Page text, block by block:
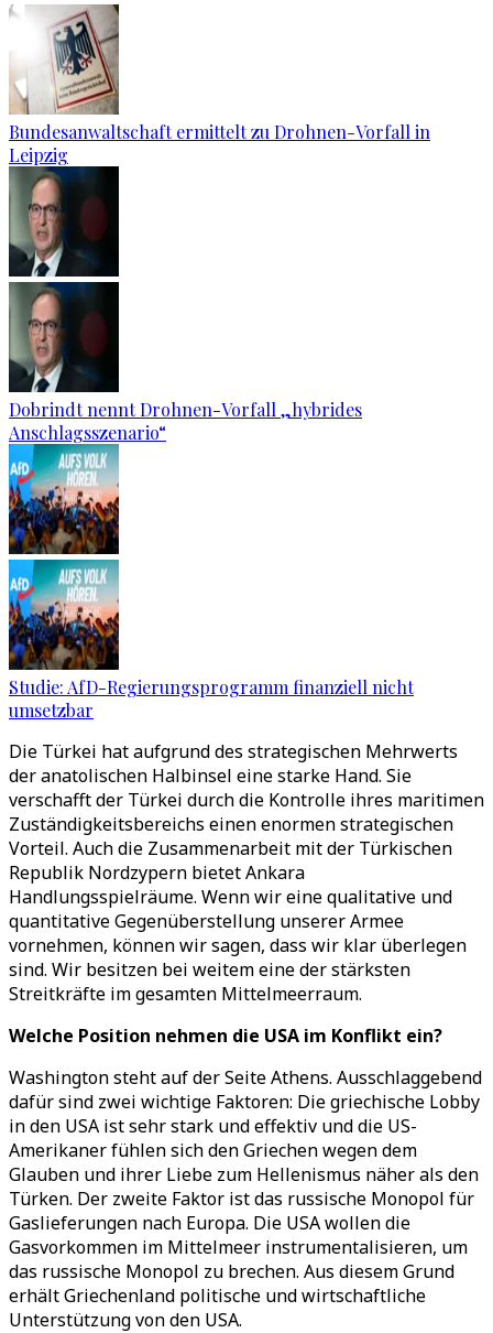
Bundesanwaltschaft ermittelt zu Drohnen-Vorfall in
Leipzig
Dobrindt nennt Drohnen-Vorfall „hybrides
Anschlagsszenario“
Studie: AfD-Regierungsprogramm finanziell nicht
umsetzbar
Die Türkei hat aufgrund des strategischen Mehrwerts
der anatolischen Halbinsel eine starke Hand. Sie
verschafft der Türkei durch die Kontrolle ihres maritimen
Zuständigkeitsbereichs einen enormen strategischen
Vorteil. Auch die Zusammenarbeit mit der Türkischen
Republik Nordzypern bietet Ankara
Handlungsspielräume. Wenn wir eine qualitative und
quantitative Gegenüberstellung unserer Armee
vornehmen, können wir sagen, dass wir klar überlegen
sind. Wir besitzen bei weitem eine der stärksten
Streitkräfte im gesamten Mittelmeerraum.
Welche Position nehmen die USA im Konflikt ein?
Washington steht auf der Seite Athens. Ausschlaggebend
dafür sind zwei wichtige Faktoren: Die griechische Lobby
in den USA ist sehr stark und effektiv und die US-
Amerikaner fühlen sich den Griechen wegen dem
Glauben und ihrer Liebe zum Hellenismus näher als den
Türken. Der zweite Faktor ist das russische Monopol für
Gaslieferungen nach Europa. Die USA wollen die
Gasvorkommen im Mittelmeer instrumentalisieren, um
das russische Monopol zu brechen. Aus diesem Grund
erhält Griechenland politische und wirtschaftliche
Unterstützung von den USA.